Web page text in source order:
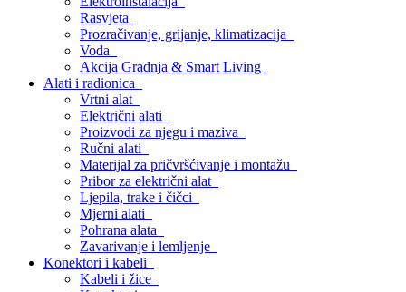
Rasvjeta
Prozračivanje, grijanje, klimatizacija
Voda
Akcija Gradnja & Smart Living
Alati i radionica
Vrtni alat
Električni alati
Proizvodi za njegu i maziva
Ručni alati
Materijal za pričvršćivanje i montažu
Pribor za električni alat
Ljepila, trake i čičci
Mjerni alati
Pohrana alata
Zavarivanje i lemljenje
Konektori i kabeli
Kabeli i žice